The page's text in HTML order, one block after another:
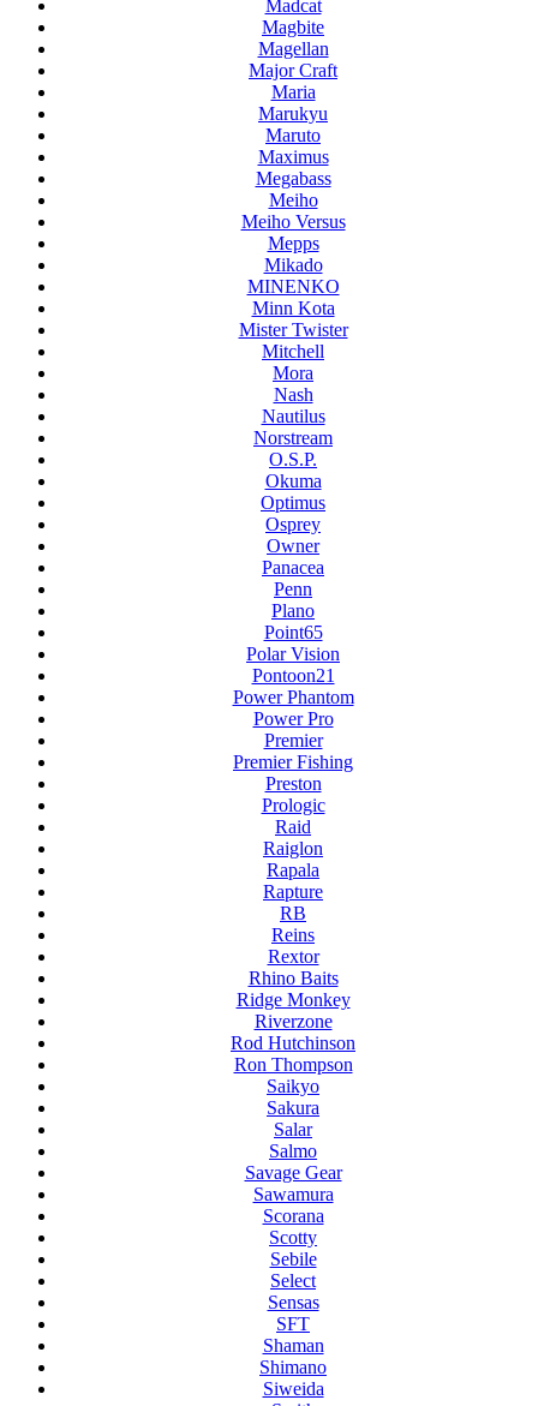
Madcat
Magbite
Magellan
Major Craft
Maria
Marukyu
Maruto
Maximus
Megabass
Meiho
Meiho Versus
Mepps
Mikado
MINENKO
Minn Kota
Mister Twister
Mitchell
Mora
Nash
Nautilus
Norstream
O.S.P.
Okuma
Optimus
Osprey
Owner
Panacea
Penn
Plano
Point65
Polar Vision
Pontoon21
Power Phantom
Power Pro
Premier
Premier Fishing
Preston
Prologic
Raid
Raiglon
Rapala
Rapture
RB
Reins
Rextor
Rhino Baits
Ridge Monkey
Riverzone
Rod Hutchinson
Ron Thompson
Saikyo
Sakura
Salar
Salmo
Savage Gear
Sawamura
Scorana
Scotty
Sebile
Select
Sensas
SFT
Shaman
Shimano
Siweida